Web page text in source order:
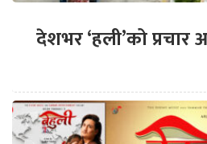
देशभर ‘हली’को प्रचार